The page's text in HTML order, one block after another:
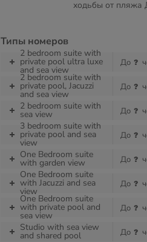
ходьбы от пляжа
Типы номеров
2 bedroom suite with
private pool ultra luxe
and sea view
До
2 bedroom suite with
private pool, Jacuzzi
and sea view
До
2 bedroom suite with
sea view До
3 bedroom suite with
private pool and sea
view
До
One Bedroom suite
with garden view До
One Bedroom suite
with Jacuzzi and sea
view
До
One Bedroom suite
with private pool and
sea view
До
Studio with sea view
and shared pool До